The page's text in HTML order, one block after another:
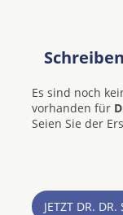
Es sind noch
vorhanden für
Seien Sie der
JETZT DR. DR.